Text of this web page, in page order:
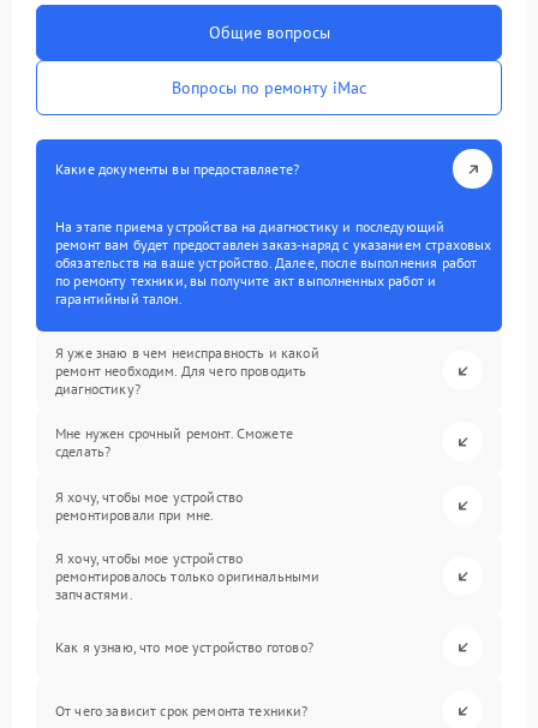
Общие вопросы
Вопросы по ремонту iMac
Какие документы вы предоставляете?
На этапе приема устройства на диагностику и последующий
ремонт вам будет предоставлен заказ-наряд с указанием страховых
обязательств на ваше устройство. Далее, после выполнения работ
по ремонту техники, вы получите акт выполненных работ и
гарантийный талон.
Я уже знаю в чем неисправность и какой
ремонт необходим. Для чего проводить
диагностику?
Мне нужен срочный ремонт. Сможете
сделать?
Я хочу, чтобы мое устройство
ремонтировали при мне.
Я хочу, чтобы мое устройство
ремонтировалось только оригинальными
запчастями.
Как я узнаю, что мое устройство готово?
От чего зависит срок ремонта техники?